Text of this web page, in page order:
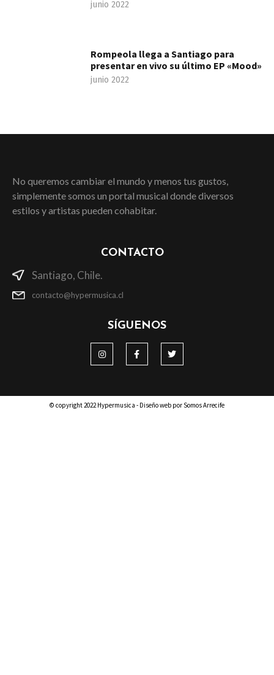
junio 2022
Rompeola llega a Santiago para
presentar en vivo su último EP «Mood»
junio 2022
No queremos cambiar el mundo y menos tus gustos,
simplemente somos un portal musical donde diversos
estilos y artistas pueden cohabitar.
CONTACTO
Santiago, Chile.
contacto@hypermusica.cl
SÍGUENOS
© copyright 2022 Hypermusica - Diseño web por Somos Arrecife